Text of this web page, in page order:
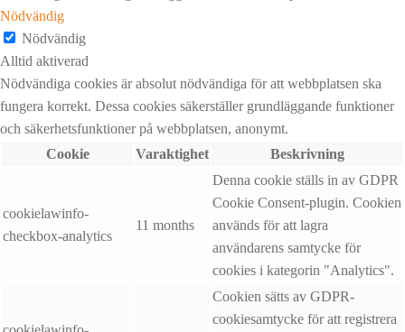
Nödvändig
Nödvändig
Alltid aktiverad
Nödvändiga cookies är absolut nödvändiga för att webbplatsen ska
fungera korrekt. Dessa cookies säkerställer grundläggande funktioner
och säkerhetsfunktioner på webbplatsen, anonymt.
Cookie
Varaktighet Beskrivning
cookielawinfo-
checkbox-analytics
11 months
Denna cookie ställs in av GDPR
Cookie Consent-plugin. Cookien
används för att lagra
användarens samtycke för
cookies i kategorin "Analytics".
Cookien sätts av GDPR-
cookiesamtycke för att registrera